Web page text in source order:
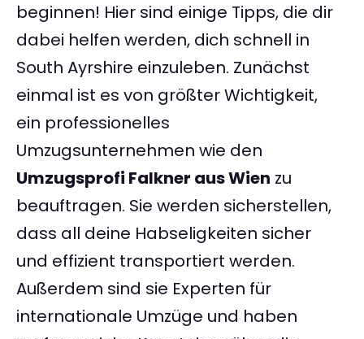
beginnen! Hier sind einige Tipps, die dir
dabei helfen werden, dich schnell in
South Ayrshire einzuleben. Zunächst
einmal ist es von größter Wichtigkeit,
ein professionelles
Umzugsunternehmen wie den
Umzugsprofi Falkner aus Wien zu
beauftragen. Sie werden sicherstellen,
dass all deine Habseligkeiten sicher
und effizient transportiert werden.
Außerdem sind sie Experten für
internationale Umzüge und haben